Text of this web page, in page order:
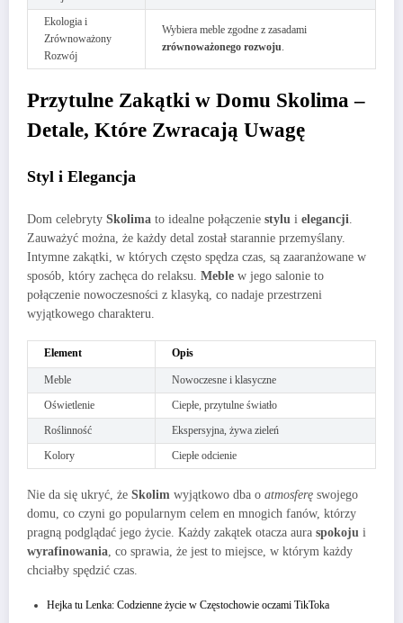
Ekologia i
Zrównoważony
Rozwój
Wybiera meble zgodne z zasadami
zrównoważonego rozwoju
Przytulne Zakątki w Domu Skolima –
Detale, Które Zwracają Uwagę
Styl i Elegancja
Dom celebryty Skolima to idealne połączenie stylu i elegancji
Zauważyć można, że każdy detal został starannie przemyślany.
Intymne zakątki, w których często spędza czas, są zaaranżowane w
sposób, który zachęca do relaksu. Meble w jego salonie to
połączenie nowoczesności z klasyką, co nadaje przestrzeni
wyjątkowego charakteru.
Element Opis
Meble
Nowoczesne i klasyczne
Oświetlenie
Ciepłe, przytulne światło
Roślinność
Ekspersyjna, żywa zieleń
Kolory
Ciepłe odcienie
Nie da się ukryć, że Skolim wyjątkowo dba o atmosferę swojego
domu, co czyni go popularnym celem en mnogich fanów, którzy
pragną podglądać jego życie. Każdy zakątek otacza aura spokoju i
wyrafinowania , co sprawia, że jest to miejsce, w którym każdy
chciałby spędzić czas.
Hejka tu Lenka: Codzienne życie w Częstochowie oczami TikToka